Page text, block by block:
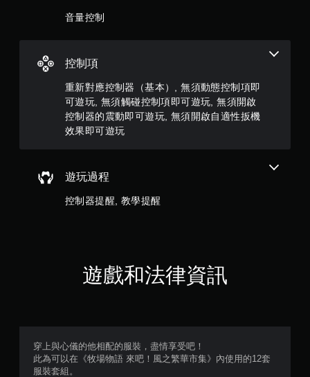
2
評
分
音量控制
控制項
重新對應控制器（基本）, 無須動態控制項即
可遊玩, 無須觸碰控制項即可遊玩, 無須開啟
控制器的震動即可遊玩, 無須開啟自適性扳機
效果即可遊玩
即
遊
玩
可
以
在
不
開
啟
制
器
震
饋
的
遊
玩
遊玩過程
控制器提醒, 教學提醒
遊戲和法律資訊
穿上與心儀的他相配的服裝，盡情享受吧！
此為可以在《牧場物語 來吧！風之繁華市集》內使用的12套
服裝套組。